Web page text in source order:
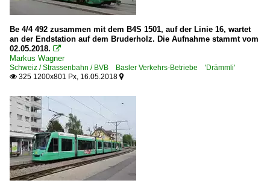
Be 4/4 492 zusammen mit dem B4S 1501, auf der Linie 16, wartet
an der Endstation auf dem Bruderholz. Die Aufnahme stammt vom
02.05.2018. 
Markus Wagner
Schweiz / Strassenbahn / BVB Basler Verkehrs-Betriebe 'Drämmli'
 325 1200x801 Px, 16.05.2018 